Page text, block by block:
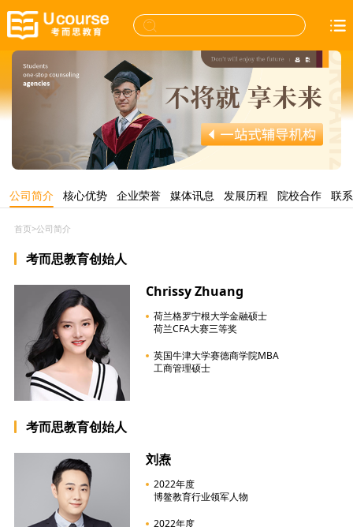
公司简介 核心优势 企业荣誉 媒体讯息 发展历程 院校合作 联
首页>公司简介
考而思教育创始人
Chrissy Zhuang
荷兰格罗宁根大学金融硕士
荷兰CFA大赛三等奖
英国牛津大学赛德商学院MBA
工商管理硕士
考而思教育创始人
刘焘
2022年度
博鳌教育行业领军人物
2022年度